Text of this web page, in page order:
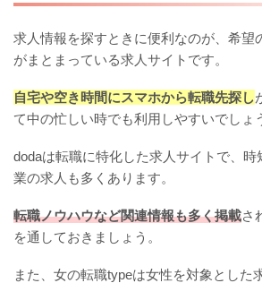
求人情報を探すときに便利なのが、希望
がまとまっている求人サイトです。
自宅や空き時間にスマホから転職先探し
て中の忙しい時でも利用しやすいでしょ
dodaは転職に特化した求人サイトで、時
業の求人も多くあります。
転職ノウハウなど関連情報も多く掲載さ
を通しておきましょう。
また、女の転職typeは女性を対象とした